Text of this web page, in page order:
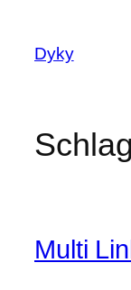
springen
Dyky
Multi